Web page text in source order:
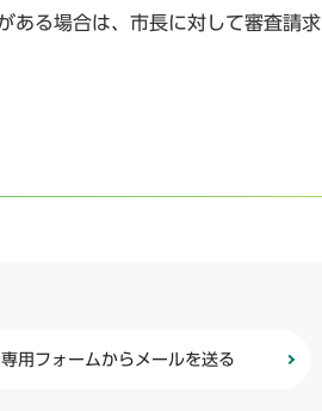
ある場合は、市長に対して審査請求
専用フォームからメールを送る